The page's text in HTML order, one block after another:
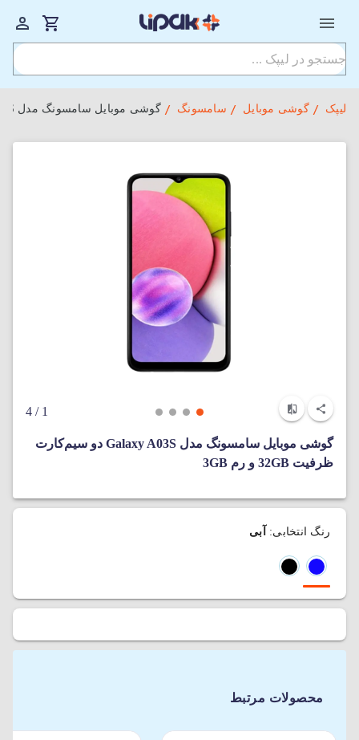
لیپک گوشی موبایل سامسونگ گوشی موبایل سامسونگ مدل Galaxy A03S دو سیم‌کارت ظرفیت 32GB و رم 3GB
1
/ 4
گوشی موبایل سامسونگ مدل Galaxy A03S دو سیم‌کارت
ظرفیت 32GB و رم 3GB
رنگ انتخابی: آبی
محصولات مرتبط